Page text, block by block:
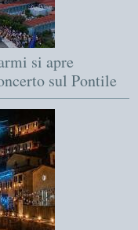
si apre
sul Pontile